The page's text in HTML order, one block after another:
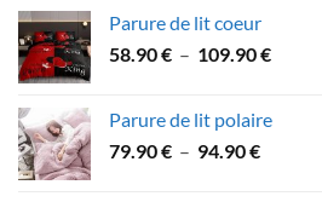
à
Parure de lit coeur
58.90€ – 109.90€Plage
58.90 €
Parure de lit polaire
79.90€ – 94.90€Plage